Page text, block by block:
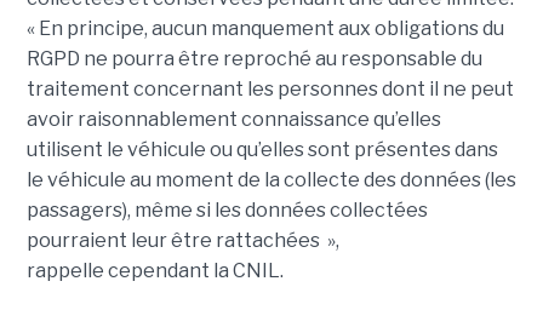
« En principe, aucun manquement aux obligations du
RGPD ne pourra être reproché au responsable du
traitement concernant les personnes dont il ne peut
avoir raisonnablement connaissance qu’elles
utilisent le véhicule ou qu’elles sont présentes dans
le véhicule au moment de la collecte des données (les
passagers), même si les données collectées
pourraient leur être rattachées »,
rappelle cependant la CNIL.